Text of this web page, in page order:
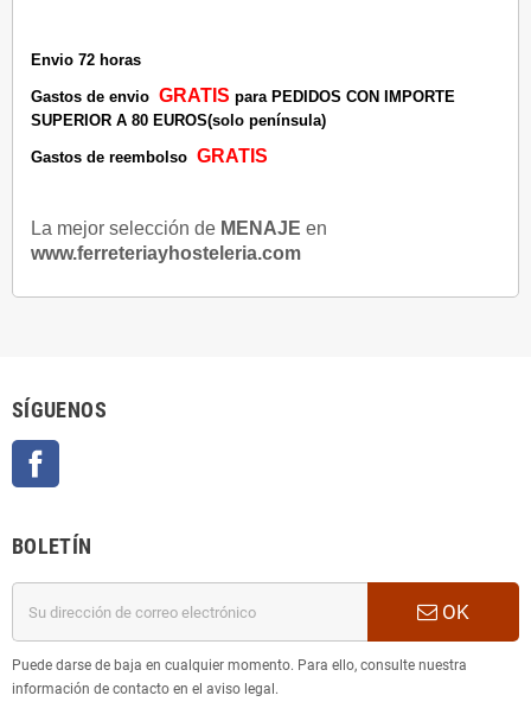
Envio 72 horas
Gastos de envio GRATIS para PEDIDOS CON IMPORTE
SUPERIOR A 80 EUROS(solo península)
Gastos de reembolso GRATIS
La mejor selección de MENAJE en
www.ferreteriayhosteleria.com
SÍGUENOS
BOLETÍN
OK
Puede darse de baja en cualquier momento. Para ello, consulte nuestra
información de contacto en el aviso legal.